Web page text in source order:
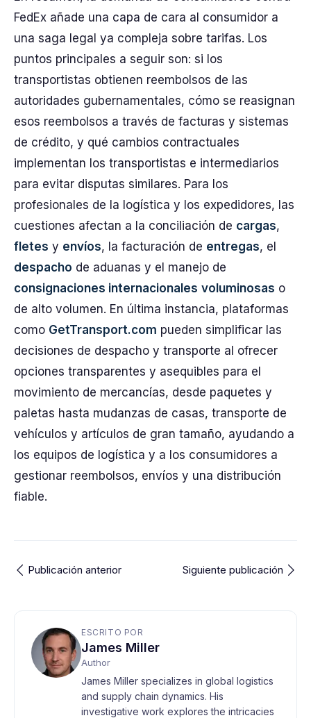
FedEx añade una capa de cara al consumidor a
una saga legal ya compleja sobre tarifas. Los
puntos principales a seguir son: si los
transportistas obtienen reembolsos de las
autoridades gubernamentales, cómo se reasignan
esos reembolsos a través de facturas y sistemas
de crédito, y qué cambios contractuales
implementan los transportistas e intermediarios
para evitar disputas similares. Para los
profesionales de la logística y los expedidores, las
cuestiones afectan a la conciliación de cargas,
fletes y envíos, la facturación de entregas, el
despacho de aduanas y el manejo de
consignaciones internacionales voluminosas o
de alto volumen. En última instancia, plataformas
como GetTransport.com pueden simplificar las
decisiones de despacho y transporte al ofrecer
opciones transparentes y asequibles para el
movimiento de mercancías, desde paquetes y
paletas hasta mudanzas de casas, transporte de
vehículos y artículos de gran tamaño, ayudando a
los equipos de logística y a los consumidores a
gestionar reembolsos, envíos y una distribución
fiable.
Publicación anterior Siguiente publicación
ESCRITO POR
James Miller
Author
James Miller specializes in global logistics
and supply chain dynamics. His
investigative work explores the intricacies